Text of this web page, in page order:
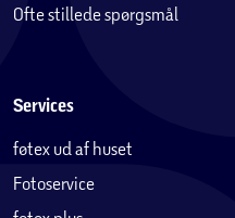
Ofte stillede spørgsmål
Services
føtex ud af huset
Fotoservice